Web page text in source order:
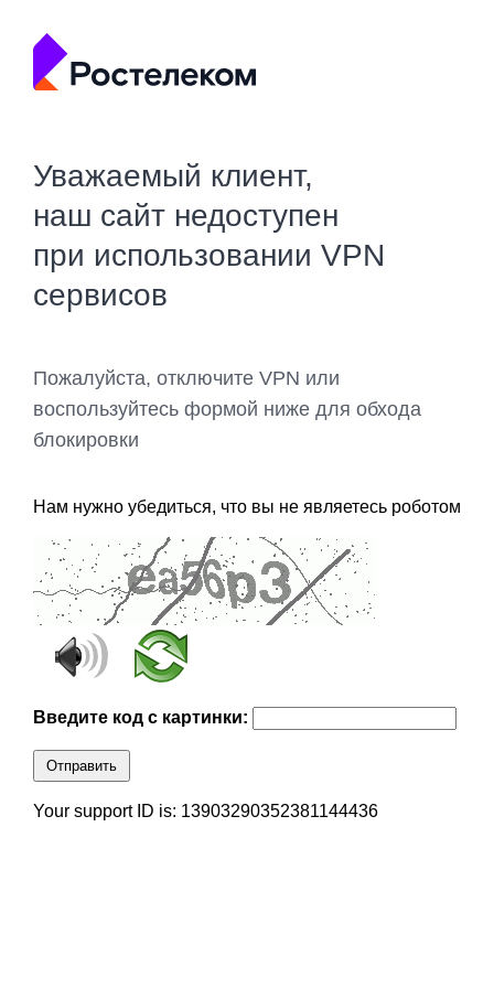
Уважаемый клиент,
наш сайт недоступен
при использовании VPN
сервисов
Пожалуйста, отключите VPN или
воспользуйтесь формой ниже для обхода
блокировки
Нам нужно убедиться, что вы не являетесь роботом
Введите код с картинки:
Отправить
Your support ID is: 13903290352381144436